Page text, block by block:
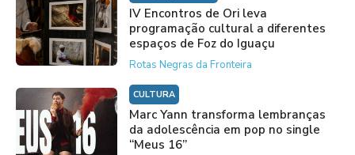
IV Encontros de Ori leva
programação cultural a diferentes
espaços de Foz do Iguaçu
Rotas Negras da Fronteira
CULTURA
Marc Yann transforma lembranças
da adolescência em pop no single
“Meus 16”